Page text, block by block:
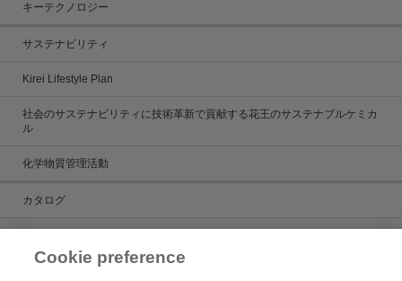
キーテクノロジー
サステナビリティ
Kirei Lifestyle Plan
社会のサステナビリティに技術革新で貢献する花王のサステナブルケミカ
ル
化学物質管理活動
カタログ
Cookie preference